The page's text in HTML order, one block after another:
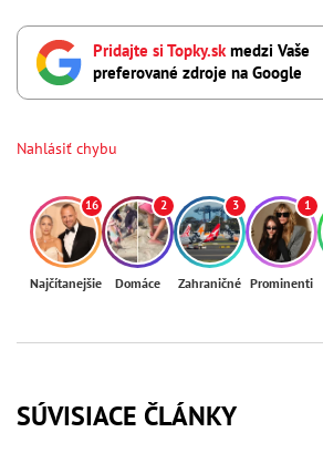
Pridajte si Topky.skmedzi Vaše
preferované zdroje na Google
Nahlásiť chybu
16
Najčítanejšie
2
Domáce
3
Zahraničné
1
Prominenti
SÚVISIACE ČLÁNKY